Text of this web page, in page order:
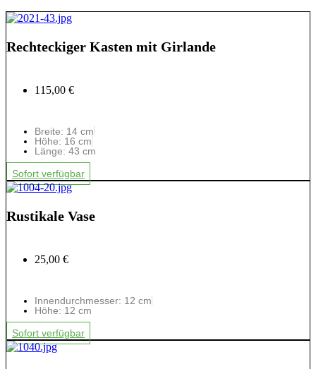
Rechteckiger Kasten mit Girlande
115,00 €
Breite: 14 cm
Höhe: 16 cm
Länge: 43 cm
Sofort verfügbar
Rustikale Vase
25,00 €
Innendurchmesser: 12 cm
Höhe: 12 cm
Sofort verfügbar